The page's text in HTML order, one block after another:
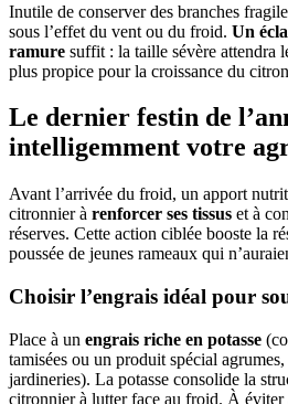
Inutile de conserver des branches
sous l’effet du vent ou du froid. Un
ramure suffit : la taille sévère attendra
plus propice pour la croissance du
Le dernier festin de
intelligemment votre
Avant l’arrivée du froid, un apport
citronnier à renforcer ses tissus et à
réserves. Cette action ciblée booste la
poussée de jeunes rameaux qui
Choisir l’engrais idéal pour
Place à un engrais riche en potasse
tamisées ou un produit spécial
jardineries). La potasse consolide la
citronnier à lutter face au froid. À éviter